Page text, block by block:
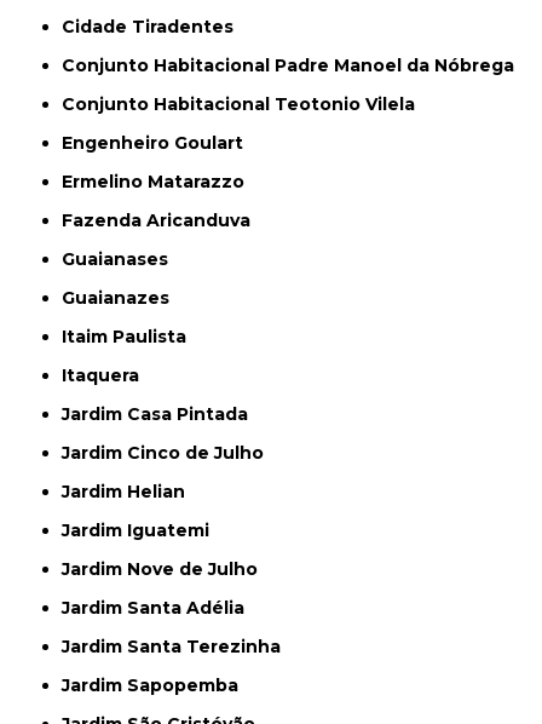
Cidade Tiradentes
Conjunto Habitacional Padre Manoel da Nóbrega
Conjunto Habitacional Teotonio Vilela
Engenheiro Goulart
Ermelino Matarazzo
Fazenda Aricanduva
Guaianases
Guaianazes
Itaim Paulista
Itaquera
Jardim Casa Pintada
Jardim Cinco de Julho
Jardim Helian
Jardim Iguatemi
Jardim Nove de Julho
Jardim Santa Adélia
Jardim Santa Terezinha
Jardim Sapopemba